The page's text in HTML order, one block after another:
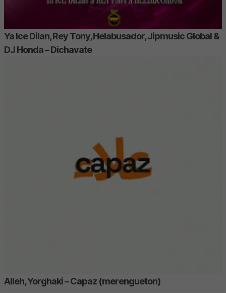
Ya Ice Dilan, Rey Tony, Helabusador, Jipmusic Global &
DJ Honda – Dichavate
Alleh, Yorghaki – Capaz (merengueton)